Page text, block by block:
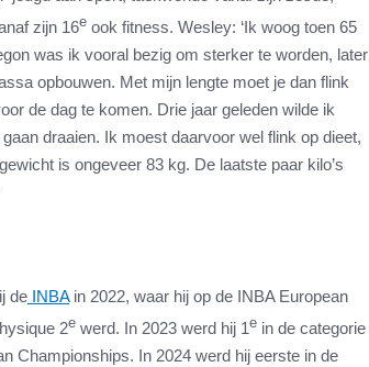
Cardiotraining
Hartslag en intensiteit
Trainingsfouten top 10
Veel gestelde vragen
Nutriënt Timing
Voedingsfouten top 5
zijn 16e ook fitness. Wesley: ‘Ik woog toen 65
was ik vooral bezig om sterker te worden, later
opbouwen. Met mijn lengte moet je dan flink
de dag te komen. Drie jaar geleden wilde ik
draaien. Ik moest daarvoor wel flink op dieet,
is ongeveer 83 kg. De laatste paar kilo’s
de INBAin 2022, waar hij op de INBA European
2e werd. In 2023 werd hij 1e in de categorie
Championships. In 2024 werd hij eerste in de